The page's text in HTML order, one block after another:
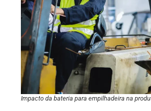
Impacto da bateria para empilhadeira na